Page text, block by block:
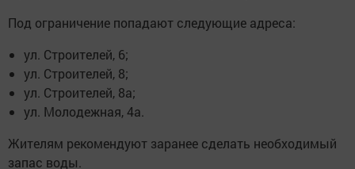
Под ограничение попадают следующие адреса:
ул. Строителей, 6;
ул. Строителей, 8;
ул. Строителей, 8а;
ул. Молодежная, 4а.
Жителям рекомендуют заранее сделать необходимый
запас воды.